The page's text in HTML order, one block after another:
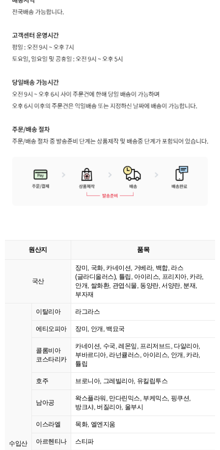
원산지 품목
국산
장미, 국화, 카네이션, 거베라, 백합, 라스
(글라디올러스), 튤립, 아이리스, 프리지아, 카라,
안개, 쌀화환, 관엽식물, 동양란, 서양란, 분재,
부자재
수입산
이탈리아 라그라스
에티오피아 장미, 안개, 백묘국
콜롬비아
코스타리카
카네이션, 수국, 레몬잎, 프리저브드, 다알리아,
부바르디아, 라넌큘러스, 아이리스, 안개, 카라,
튤립
호주 브로니아, 그레빌리아, 유킬립투스
남아공
왁스플라워, 만다린믹스, 부케믹스, 핑쿠션,
방크샤, 버질리아, 울부시
이스라엘 목화, 엘엔지움
아르헨티나 스티파